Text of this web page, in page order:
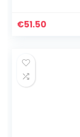
badkamer met
€51.50